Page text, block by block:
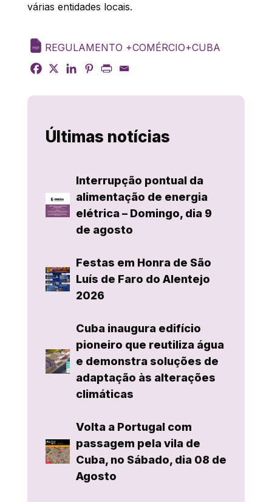
várias entidades locais.
REGULAMENTO +COMÉRCIO+CUBA
Últimas notícias
Interrupção pontual da
alimentação de energia
elétrica – Domingo, dia 9
de agosto
Festas em Honra de São
Luís de Faro do Alentejo
2026
Cuba inaugura edifício
pioneiro que reutiliza água
e demonstra soluções de
adaptação às alterações
climáticas
Volta a Portugal com
passagem pela vila de
Cuba, no Sábado, dia 08 de
Agosto